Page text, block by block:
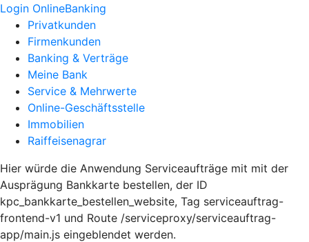
Login OnlineBanking
Privatkunden
Firmenkunden
Banking & Verträge
Meine Bank
Service & Mehrwerte
Online-Geschäftsstelle
Immobilien
Raiffeisenagrar
Hier würde die Anwendung Serviceaufträge mit mit der
Ausprägung Bankkarte bestellen, der ID
kpc_bankkarte_bestellen_website, Tag serviceauftrag-
frontend-v1 und Route /serviceproxy/serviceauftrag-
app/main.js eingeblendet werden.